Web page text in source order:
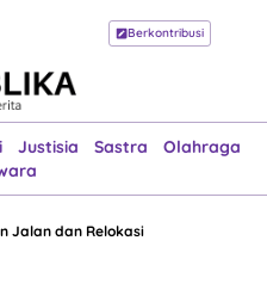
Berkontribusi
Justisia Sastra
Olahraga
Beranda
Esai
Justisia
Sastra
Olahraga
Pariwara
Jalan dan Relokasi